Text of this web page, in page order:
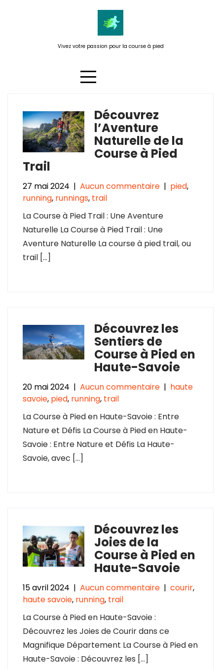
Vivez votre passion pour la course à pied
Étiquette :chemins forestiers
Découvrez
l’Aventure
Naturelle de la
Course à Pied
Trail
27 mai 2024 | Aucun commentaire | pied,
running, runnings, trail
La Course à Pied Trail : Une Aventure
Naturelle La Course à Pied Trail : Une
Aventure Naturelle La course à pied trail, ou
trail […]
Découvrez les
Sentiers de
Course à Pied en
Haute-Savoie
20 mai 2024 | Aucun commentaire | haute
savoie, pied, running, trail
La Course à Pied en Haute-Savoie : Entre
Nature et Défis La Course à Pied en Haute-
Savoie : Entre Nature et Défis La Haute-
Savoie, avec […]
Découvrez les
Joies de la
Course à Pied en
Haute-Savoie
15 avril 2024 | Aucun commentaire | courir,
haute savoie, running, trail
La Course à Pied en Haute-Savoie :
Découvrez les Joies de Courir dans ce
Magnifique Département La Course à Pied en
Haute-Savoie : Découvrez les […]